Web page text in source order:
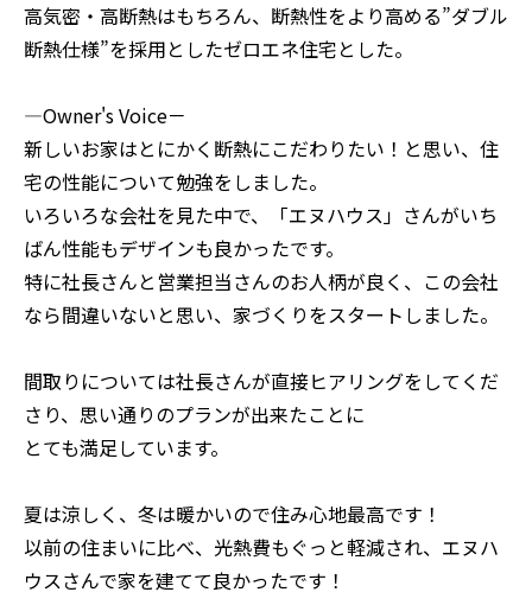
高気密・高断熱はもちろん、断熱性をより高める”ダブル
断熱仕様”を採用としたゼロエネ住宅とした。
―Owner's Voice－
新しいお家はとにかく断熱にこだわりたい！と思い、住
宅の性能について勉強をしました。
いろいろな会社を見た中で、「エヌハウス」さんがいち
ばん性能もデザインも良かったです。
特に社長さんと営業担当さんのお人柄が良く、この会社
なら間違いないと思い、家づくりをスタートしました。
間取りについては社長さんが直接ヒアリングをしてくだ
さり、思い通りのプランが出来たことに
とても満足しています。
夏は涼しく、冬は暖かいので住み心地最高です！
以前の住まいに比べ、光熱費もぐっと軽減され、エヌハ
ウスさんで家を建てて良かったです！